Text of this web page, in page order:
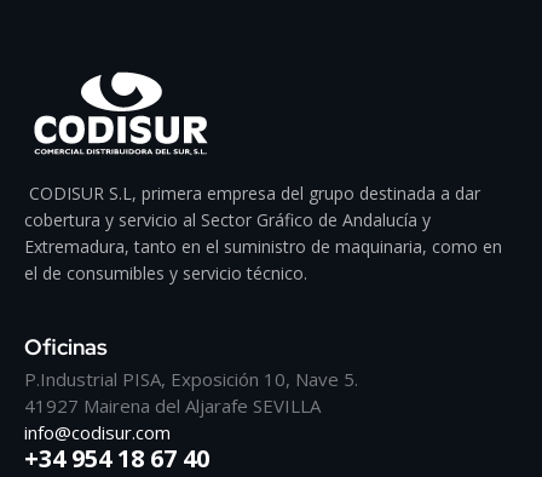
CODISUR S.L, primera empresa del grupo destinada a dar
cobertura y servicio al Sector Gráfico de Andalucía y
Extremadura, tanto en el suministro de maquinaria, como en
el de consumibles y servicio técnico.
Oficinas
P.Industrial PISA, Exposición 10, Nave 5.
41927 Mairena del Aljarafe SEVILLA
info@codisur.com
+34 954 18 67 40